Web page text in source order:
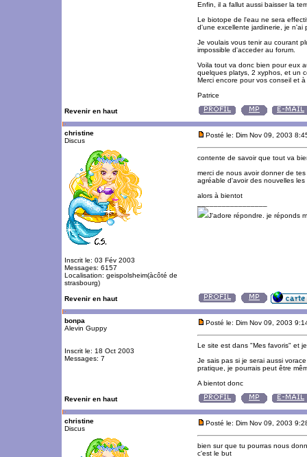
Enfin, il a fallut aussi baisser la
Le biotope de l'eau ne sera
d'une excellente jardinerie, je n'ai
Je voulais vous tenir au courant
impossible d'acceder au forum.
Voila tout va donc bien pour eux
quelques platys, 2 xyphos, et un
Merci encore pour vos conseil et
Patrice
Revenir en haut
christine
Discus
Inscrit le: 03 Fév 2003
Messages: 6157
Localisation: geispolsheim(àcôté de
strasbourg)
Posté le: Dim Nov 09, 2003
contente de savoir que tout va
merci de nous avoir donner de
agréable d'avoir des nouvelles
alors à bientot
J'adore répondre. je réponds
Revenir en haut
bonpa
Alevin Guppy
Inscrit le: 18 Oct 2003
Messages: 7
Posté le: Dim Nov 09, 2003
Le site est dans "Mes favoris" et
Je sais pas si je serai aussi
pratique, je pourrais peut être
A bientot donc
Revenir en haut
christine
Discus
Posté le: Dim Nov 09, 2003
bien sur que tu pourras nous
c'est le but